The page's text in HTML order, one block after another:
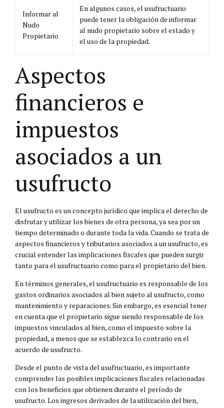
Informar al
Nudo
Propietario
En algunos casos, el usufructuario
puede tener la obligación de informar
al nudo propietario sobre el estado y
el uso de la propiedad.
Aspectos
financieros e
impuestos
asociados a un
usufructo
El usufructo es un concepto jurídico que implica el derecho de
disfrutar y utilizar los bienes de otra persona, ya sea por un
tiempo determinado o durante toda la vida. Cuando se trata de
aspectos financieros y tributarios asociados a un usufructo, es
crucial entender las implicaciones fiscales que pueden surgir
tanto para el usufructuario como para el propietario del bien.
En términos generales, el usufructuario es responsable de los
gastos ordinarios asociados al bien sujeto al usufructo, como
mantenimiento y reparaciones. Sin embargo, es esencial tener
en cuenta que el propietario sigue siendo responsable de los
impuestos vinculados al bien, como el impuesto sobre la
propiedad, a menos que se establezca lo contrario en el
acuerdo de usufructo.
Desde el punto de vista del usufructuario, es importante
comprender las posibles implicaciones fiscales relacionadas
con los beneficios que obtienen durante el período de
usufructo. Los ingresos derivados de la utilización del bien,